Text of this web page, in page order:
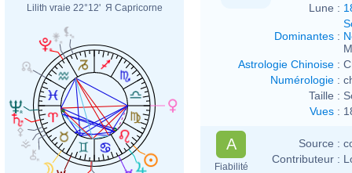
Lilith vraie 22°12' Я Capricorne
Lune :
Dominantes :
Astrologie Chinoise :
Numérologie :
Taille :
Vues :
A
Fiabilité
Source :
Contributeur :